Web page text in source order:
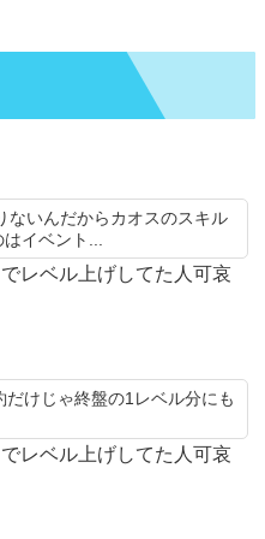
ないんだからカオスのスキル
イベント...
レベル上げしてた人可哀
けじゃ終盤の1レベル分にも
レベル上げしてた人可哀